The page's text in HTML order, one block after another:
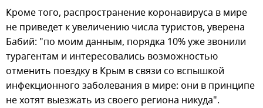
Кроме того, распространение коронавируса в мире
не приведет к увеличению числа туристов, уверена
Бабий: "по моим данным, порядка 10% уже звонили
турагентам и интересовались возможностью
отменить поездку в Крым в связи со вспышкой
инфекционного заболевания в мире: они в принципе
не хотят выезжать из своего региона никуда".